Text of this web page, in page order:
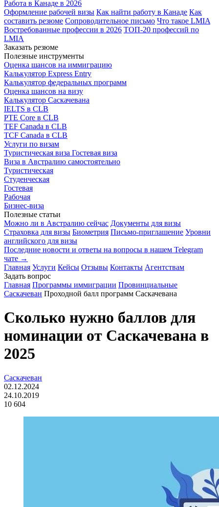
Работа в Канаде в 2026
Оформление рабочей визы Как найти работу в Канаде Как
составить резюме Сопроводительное письмо Что такое LMIA
Востребованные профессии в 2026 ТОП-20 профессий по
LMIA
Заказать резюме
Полезные инструменты
Оценка шансов на иммиграцию
Калькулятор Express Entry
Калькулятор федеральных программ
Оценка шансов на визу
Калькулятор Саскачевана
IELTS в CLB
PTE Core в CLB
TEF Canada в CLB
TCF Canada в CLB
Услуги по визам
Туристическая виза Гостевая виза
Виза в Австралию самостоятельно
Туристическая
Студенческая
Гостевая
Рабочая
Бизнес-виза
Полезные статьи
Можно ли в Австралию сейчас Документы для визы
Страховка для визы Биометрия Письмо-приглашение Уровни
английского для визы
Последние новости и ответы на вопросы в нашем Telegram
чате →
Главная Услуги Кейсы Отзывы Контакты Агентствам
Задать вопрос
Главная Программы иммиграции Провинциальные
Саскачеван Проходной балл программ Саскачевана
Сколько нужно баллов для
номинации от Саскачевана в
2025
Саскачеван
02.12.2024
24.10.2019
10 604